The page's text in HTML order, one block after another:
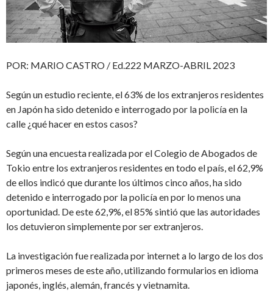
POR: MARIO CASTRO / Ed.222 MARZO-ABRIL 2023
Según un estudio reciente, el 63% de los extranjeros residentes
en Japón ha sido detenido e interrogado por la policía en la
calle ¿qué hacer en estos casos?
Según una encuesta realizada por el Colegio de Abogados de
Tokio entre los extranjeros residentes en todo el país, el 62,9%
de ellos indicó que durante los últimos cinco años, ha sido
detenido e interrogado por la policía en por lo menos una
oportunidad. De este 62,9%, el 85% sintió que las autoridades
los detuvieron simplemente por ser extranjeros.
La investigación fue realizada por internet a lo largo de los dos
primeros meses de este año, utilizando formularios en idioma
japonés, inglés, alemán, francés y vietnamita.